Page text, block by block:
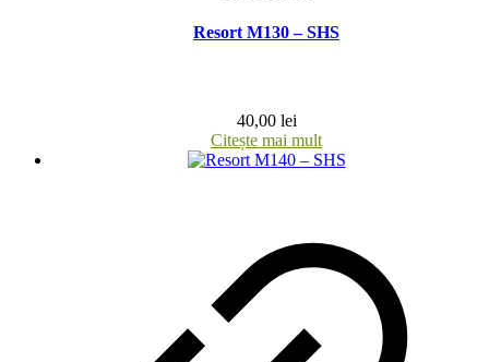
Resort M130 – SHS
40,00 lei
Citește mai mult